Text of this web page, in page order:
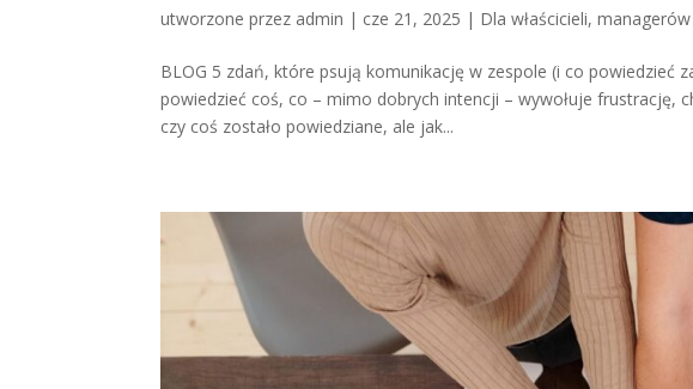
utworzone przez admin | cze 21, 2025 | Dla właścicieli,
BLOG 5 zdań, które psują komunikację w zespole (i co powiedzieć
powiedzieć coś, co – mimo dobrych intencji – wywołuje frustrację,
czy coś zostało powiedziane, ale jak...